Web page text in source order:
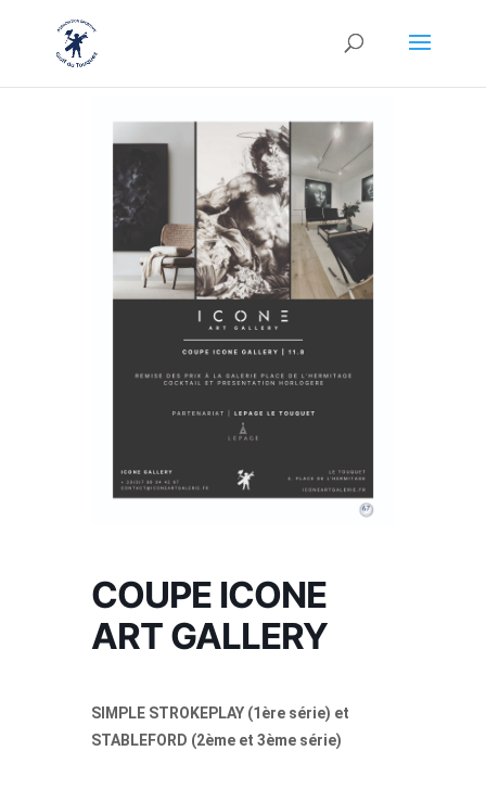
COUPE ICONE
ART GALLERY
SIMPLE STROKEPLAY (1ère série) et
STABLEFORD (2ème et 3ème série)